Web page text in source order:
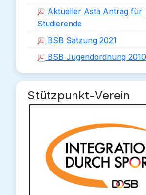
Aktueller Asta Antrag für
Studierende
BSB Satzung 2021
BSB Jugendordnung 2010
Stützpunkt-Verein